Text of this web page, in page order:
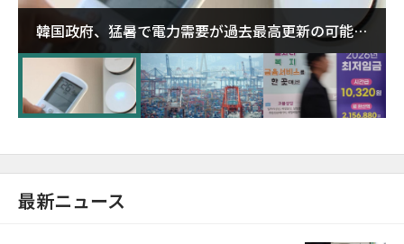
韓国政府、猛暑で電力需要が過去最高更新の可能性
に需給対応体制を点検
最新ニュース